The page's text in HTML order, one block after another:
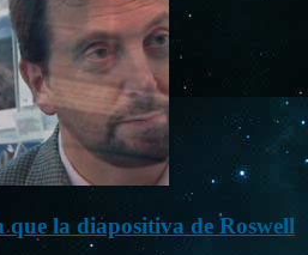
la diapositiva de Roswell